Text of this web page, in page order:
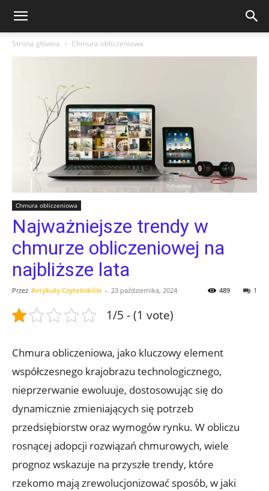
Strona główna Chmura obliczeniowa
Chmura obliczeniowa
Najważniejsze trendy w
chmurze obliczeniowej na
najbliższe lata
Przez Artykuły Czytelników - 23 października, 2024 1
489
1/5 - (1 vote)
Chmura obliczeniowa, ​jako kluczowy‍ element
współczesnego krajobrazu⁣ technologicznego,
nieprzerwanie ewoluuje, ‌dostosowując się do
dynamicznie⁤ zmieniających się⁣ potrzeb
⁤przedsiębiorstw oraz ​wymogów rynku.‌ W obliczu
rosnącej adopcji rozwiązań ⁤chmurowych, wiele
prognoz wskazuje na ⁣przyszłe trendy,‍ które
rzekomo ​mają zrewolucjonizować sposób, w jaki